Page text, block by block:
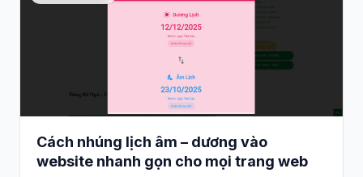
Cách nhúng lịch âm – dương vào
website nhanh gọn cho mọi trang web